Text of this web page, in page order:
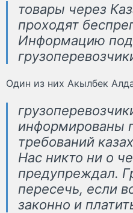
товары через
проходят
Информацию
Один из них Акылбек
информированы
требований
Нас никто ни о
предупреждал.
пересечь, если
законно и